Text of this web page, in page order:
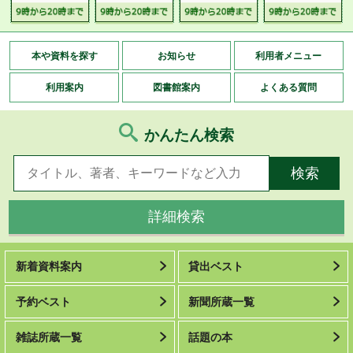
本や資料を探す お知らせ 利用者メニュー
利用案内 図書館案内 よくある質問
かんたん検索
詳細検索
新着資料案内 貸出ベスト
予約ベスト 新聞所蔵一覧
雑誌所蔵一覧 話題の本